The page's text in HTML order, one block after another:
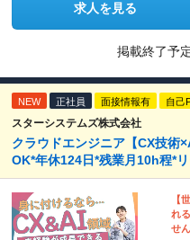
求人を見る
掲載終了予
NEW 正社員 面接情報有 自己
スターシステムズ株式会社
クラウドエンジニア【CX技術
OK*年休124日*残業月10h程*
【
れ
せ